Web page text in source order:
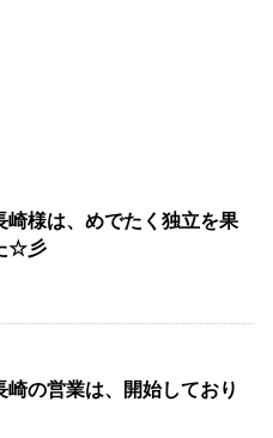
崎様は、めでたく独立を果
☆彡
崎の営業は、開始しており